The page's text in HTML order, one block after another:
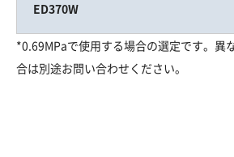
ED370W
*0.69MPaで使用する場合の選定です。異
合は別途お問い合わせください。